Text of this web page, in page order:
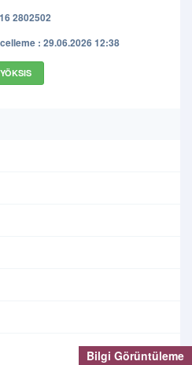
Bilgi Görüntüleme
2802502
: 29.06.2026 12:38
YÖKSIS